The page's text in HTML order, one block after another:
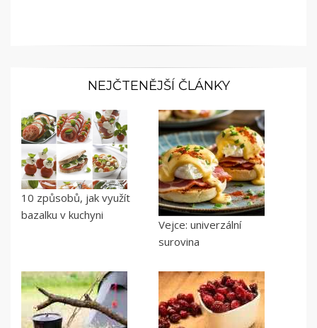
NEJČTENĚJŠÍ ČLÁNKY
10 způsobů, jak využít
bazalku v kuchyni
Vejce: univerzální
surovina